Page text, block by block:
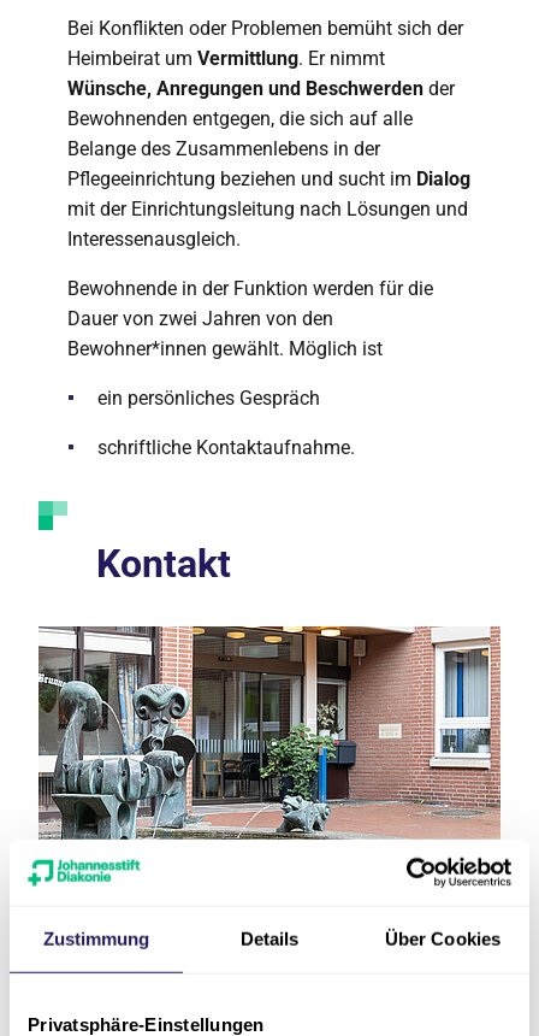
Zustimmung Details Über Cookies
Privatsphäre-Einstellungen
Bei Konflikten oder Problemen bemüht sich der
Heimbeirat um Vermittlung. Er nimmt
Wünsche, Anregungen und Beschwerden der
Bewohnenden entgegen, die sich auf alle
Belange des Zusammenlebens in der
Pflegeeinrichtung beziehen und sucht im Dialog
mit der Einrichtungsleitung nach Lösungen und
Interessenausgleich.
Bewohnende in der Funktion werden für die
Dauer von zwei Jahren von den
Bewohner*innen gewählt. Möglich ist
ein persönliches Gespräch
schriftliche Kontaktaufnahme.
Kontakt
Telefon